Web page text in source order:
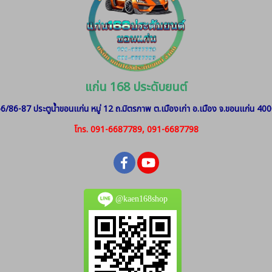
แก่น 168 ประดับยนต์
86-87 ประตูน้ำขอนแก่น หมู่ 12ถ.มิตรภาพ ต.เมืองเก่า อ.เมือง จ.ขอนแก่น
โทร. 091-6687789, 091-6687798
@kaen168shop